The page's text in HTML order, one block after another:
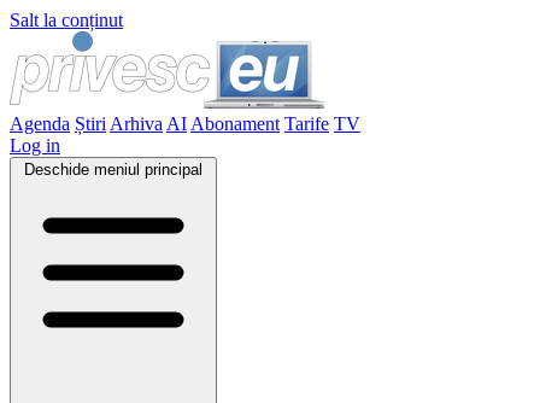
Salt la conținut
Agenda Știri Arhiva AI Abonament Tarife TV
Log in
Deschide meniul principal